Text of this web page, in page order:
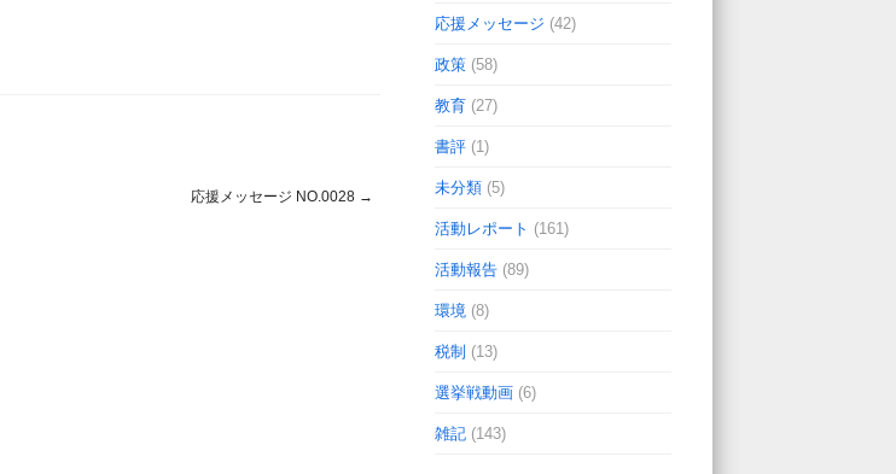
応援メッセージ NO.0028 →
応援メッセージ (42)
政策 (58)
教育 (27)
書評 (1)
未分類 (5)
活動レポート (161)
活動報告 (89)
環境 (8)
税制 (13)
選挙戦動画 (6)
雑記 (143)